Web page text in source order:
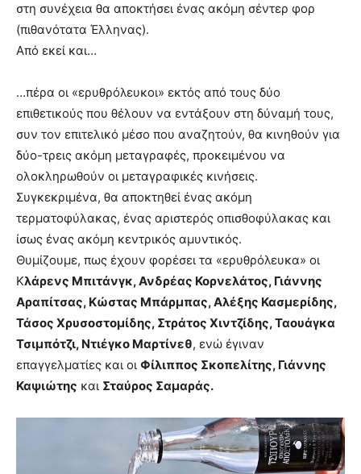
στη συνέχεια θα αποκτήσει ένας ακόμη σέντερ φορ
(πιθανότατα Έλληνας).
Από εκεί και…
…πέρα οι «ερυθρόλευκοι» εκτός από τους δύο
επιθετικούς που θέλουν να εντάξουν στη δύναμή τους,
συν τον επιτελικό μέσο που αναζητούν, θα κινηθούν για
δύο-τρεις ακόμη μεταγραφές, προκειμένου να
ολοκληρωθούν οι μεταγραφικές κινήσεις.
Συγκεκριμένα, θα αποκτηθεί ένας ακόμη
τερματοφύλακας, ένας αριστερός οπισθοφύλακας και
ίσως ένας ακόμη κεντρικός αμυντικός.
Θυμίζουμε, πως έχουν φορέσει τα «ερυθρόλευκα» οι
Κλάρενς Μπιτάνγκ, Ανδρέας Κορνελάτος, Γιάννης
Αραπίτσας, Κώστας Μπάρμπας, Αλέξης Κασμερίδης,
Τάσος Χρυσοστομίδης, Στράτος Χιντζίδης, Ταουάγκα
Τσιμπότζι, Ντιέγκο Μαρτίνεθ, ενώ έγιναν
επαγγελματίες και οι Φίλιππος Σκοπελίτης, Γιάννης
Καψιώτης και Σταύρος Σαμαράς.